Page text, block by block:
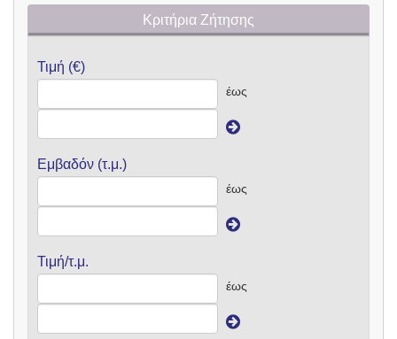
Κριτήρια Ζήτησης
Τιμή (€)
έως
Εμβαδόν (τ.μ.)
έως
Τιμή/τ.μ.
έως